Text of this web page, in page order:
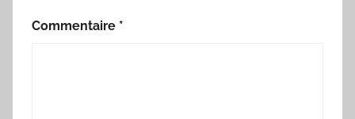
Commentaire *